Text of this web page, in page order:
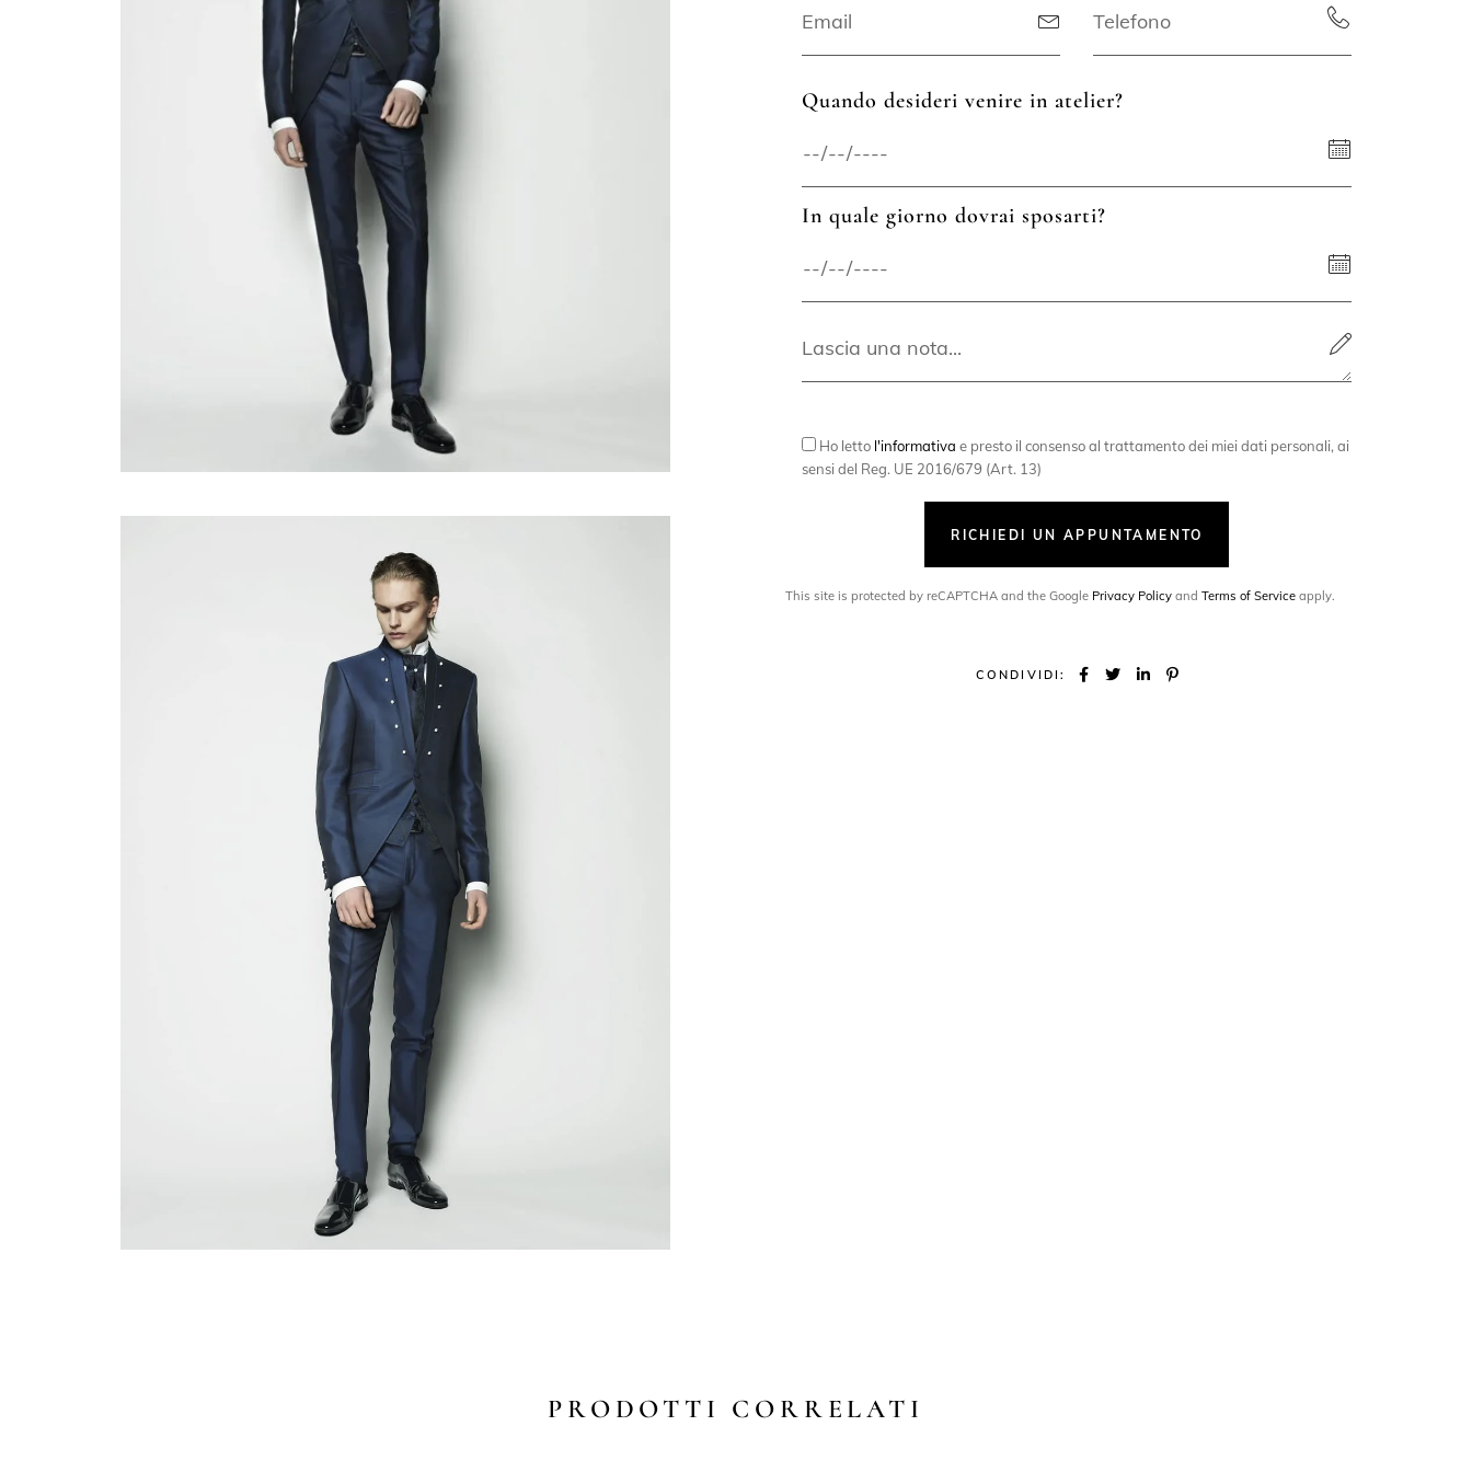
Quando desideri venire in atelier?
In quale giorno dovrai sposarti?
Ho letto l'informativa e presto il consenso al trattamento dei miei dati personali, ai
sensi del Reg. UE 2016/679 (Art. 13)
RICHIEDI UN APPUNTAMENTO
This site is protected by reCAPTCHA and the Google Privacy Policy and Terms of Service apply.
CONDIVIDI:
PRODOTTI CORRELATI